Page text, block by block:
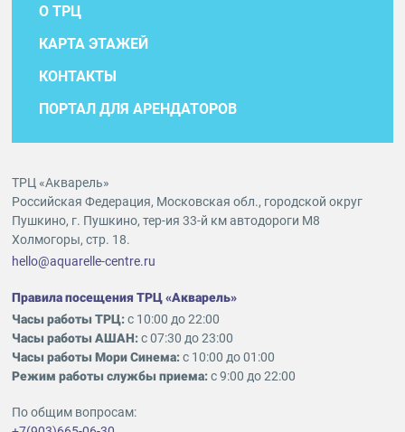
О ТРЦ
КАРТА ЭТАЖЕЙ
КОНТАКТЫ
ПОРТАЛ ДЛЯ АРЕНДАТОРОВ
ТРЦ «Акварель»
Российская Федерация, Московская обл., городской округ
Пушкино, г. Пушкино, тер-ия 33-й км автодороги М8
Холмогоры, стр. 18.
hello@aquarelle-centre.ru
Правила посещения ТРЦ «Акварель»
Часы работы ТРЦ:с 10:00 до 22:00
Часы работы АШАН:с 07:30 до 23:00
Часы работы Мори Синема:с 10:00 до 01:00
Режим работы службы приема:с 9:00 до 22:00
По общим вопросам: